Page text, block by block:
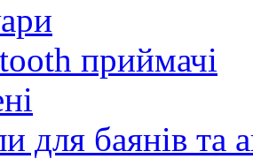
приймачі
для баянів та